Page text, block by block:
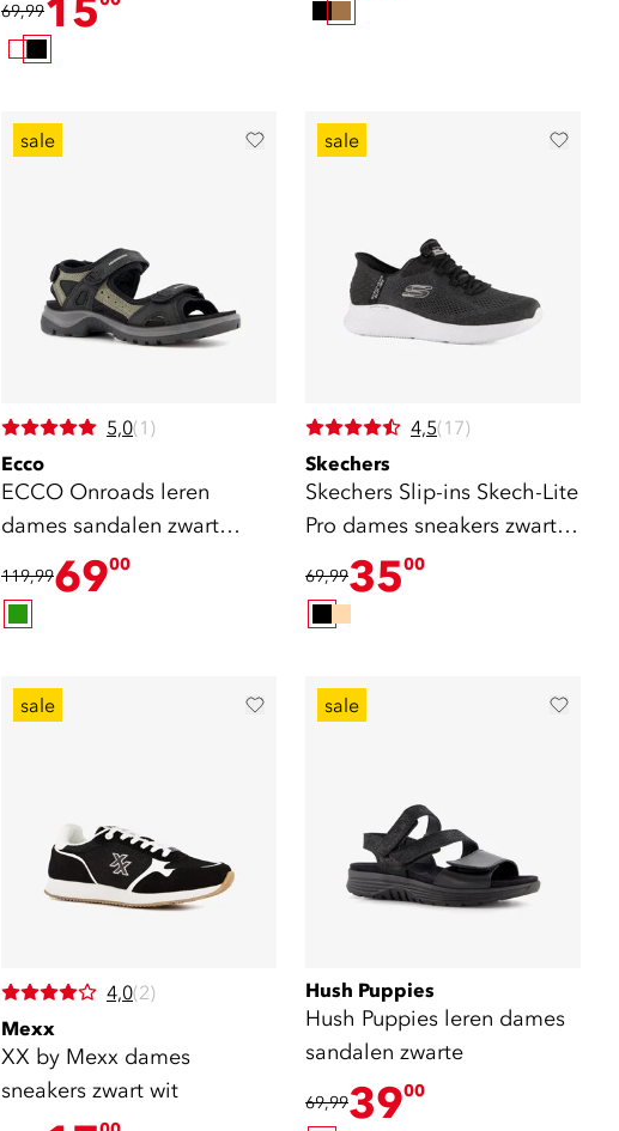
69,9915
sale
5,0(1)
Ecco
ECCO Onroads leren
dames sandalen zwart
119,996900
sale
4,5(17)
Skechers
Skechers Slip-ins Skech-Lite
Pro dames sneakers zwart
69,993500
sale
4,0(2)
Mexx
XX by Mexx dames
sneakers zwart wit
sale
Hush Puppies
Hush Puppies leren dames
sandalen zwarte
69,993900